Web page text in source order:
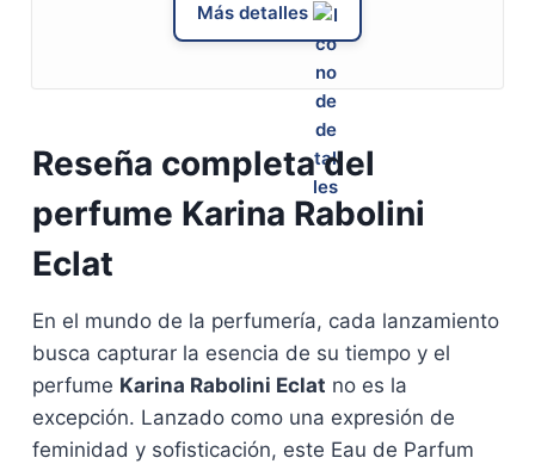
Más detalles
Reseña completa del
perfume Karina Rabolini
Eclat
En el mundo de la perfumería, cada lanzamiento
busca capturar la esencia de su tiempo y el
perfume Karina Rabolini Eclat no es la
excepción. Lanzado como una expresión de
feminidad y sofisticación, este Eau de Parfum